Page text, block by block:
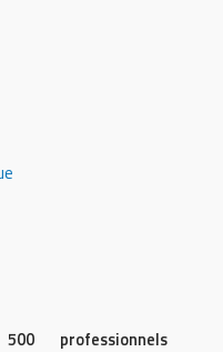
professionnels